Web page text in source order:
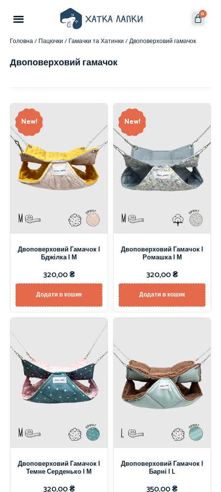
0
Головна/ Пацючки / Гамачки та Хатинки / Двоповерховий гамачок
Двоповерховий гамачок
New!
Двоповерховий Гамачок |
Бджілка | М
320,00₴
Додати в кошик
New!
Двоповерховий Гамачок |
Ромашка | М
320,00₴
Додати в кошик
Двоповерховий Гамачок |
Темне Серденько | М
Двоповерховий Гамачок |
Барні | L